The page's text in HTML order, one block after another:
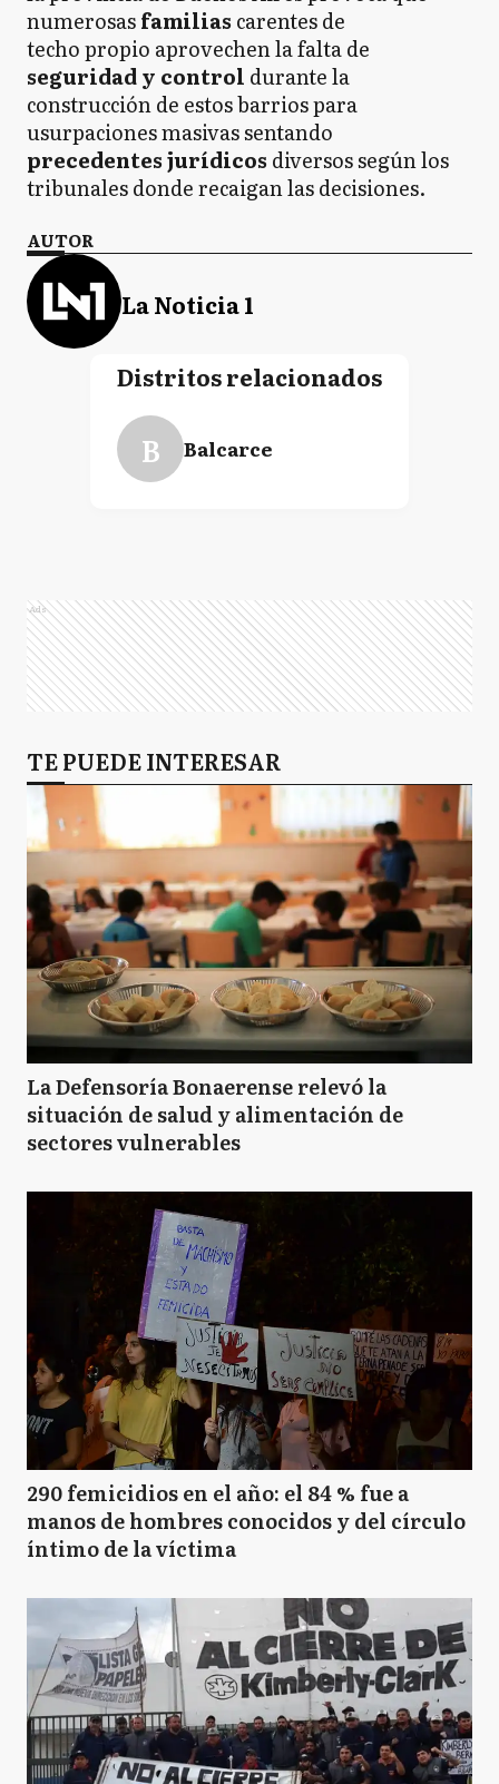
numerosasfamilias carentes de
techo propio aprovechen la falta de
seguridad y control durante la
construcción de estos barrios para
usurpaciones masivas sentando
precedentes jurídicos diversos según los
tribunales donde recaigan las decisiones.
AUTOR
La Noticia 1
Distritos relacionados
B Balcarce
Ads
TE PUEDE INTERESAR
La Defensoría Bonaerense relevó la
situación de salud y alimentación de
sectores vulnerables
290 femicidios en el año: el 84 % fue a
manos de hombres conocidos y del círculo
íntimo de la víctima